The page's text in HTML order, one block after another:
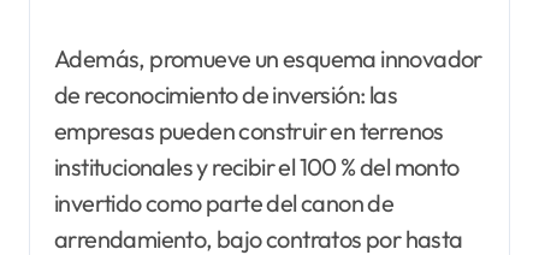
Además, promueve un esquema innovador
de reconocimiento de inversión: las
empresas pueden construir en terrenos
institucionales y recibir el 100 % del monto
invertido como parte del canon de
arrendamiento, bajo contratos por hasta